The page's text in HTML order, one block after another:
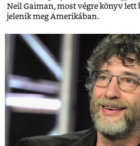
Neil Gaiman, most végre könyv lett
jelenik meg Amerikában.